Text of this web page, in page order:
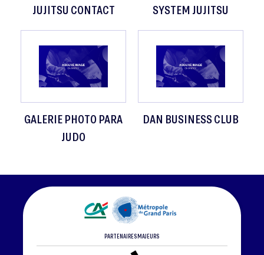
JUJITSU CONTACT
SYSTEM JUJITSU
GALERIE PHOTO PARA
JUDO
DAN BUSINESS CLUB
PARTENAIRES MAJEURS